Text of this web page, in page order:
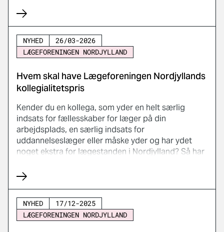
NYHED
26/03-2026
LÆGEFORENINGEN NORDJYLLAND
Hvem skal have Lægeforeningen Nordjyllands
kollegialitetspris
Kender du en kollega, som yder en helt særlig
indsats for fællesskaber for læger på din
arbejdsplads, en særlig indsats for
uddannelseslæger eller måske yder og har ydet
noget ekstra for lægestanden i Nordjylland? Så har
Lægeforeningen Nordjyllands nye kollegapris. Vi
NYHED
17/12-2025
LÆGEFORENINGEN NORDJYLLAND